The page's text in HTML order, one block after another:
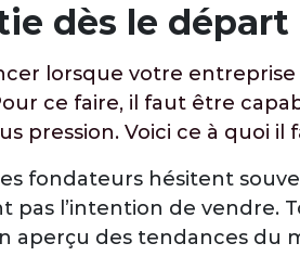
dès le départ
lorsque votre
ce faire, il faut être
pression. Voici ce à quoi il
fondateurs hésitent
pas l’intention de
des tendances du